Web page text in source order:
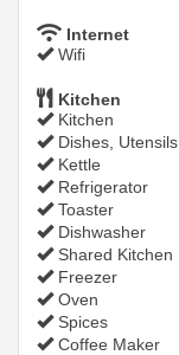
Internet
Wifi
Kitchen
Kitchen
Dishes, Utensils
Kettle
Refrigerator
Toaster
Dishwasher
Shared Kitchen
Freezer
Oven
Spices
Coffee Maker